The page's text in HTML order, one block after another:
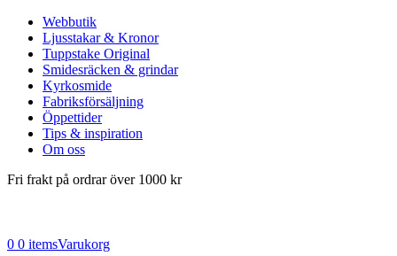
Webbutik
Ljusstakar & Kronor
Tuppstake Original
Smidesräcken & grindar
Kyrkosmide
Fabriksförsäljning
Öppettider
Tips & inspiration
Om oss
Fri frakt på ordrar över 1000 kr
0 0 itemsVarukorg